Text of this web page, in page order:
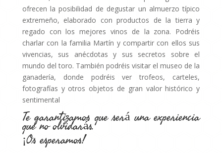
ofrecen la posibilidad de degustar un almuerzo típico
extremeño, elaborado con productos de la tierra y
regado con los mejores vinos de la zona. Podréis
charlar con la familia Martín y compartir con ellos sus
vivencias, sus anécdotas y sus secretos sobre el
mundo del toro. También podréis visitar el museo de la
ganadería, donde podréis ver trofeos, carteles,
fotografías y otros objetos de gran valor histórico y
sentimental
Te garantizamos que será una experiencia
que no olvidarás.
¡Os esperamos!